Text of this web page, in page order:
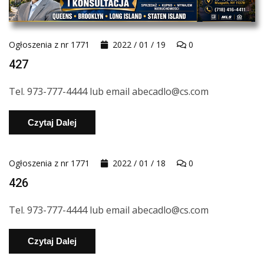
Ogłoszenia z nr 1771 2022 / 01 / 19 0
427
Tel. 973-777-4444 lub email abecadlo@cs.com
Czytaj Dalej
Ogłoszenia z nr 1771 2022 / 01 / 18 0
426
Tel. 973-777-4444 lub email abecadlo@cs.com
Czytaj Dalej